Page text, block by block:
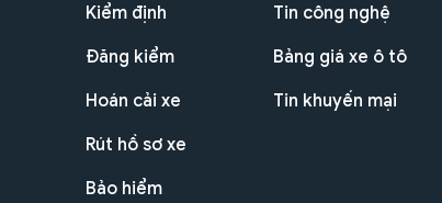
Kiểm định
Đăng kiểm
Hoán cải xe
Rút hồ sơ xe
Bảo hiểm
Tin công nghệ
Bảng giá xe ô tô
Tin khuyến mại